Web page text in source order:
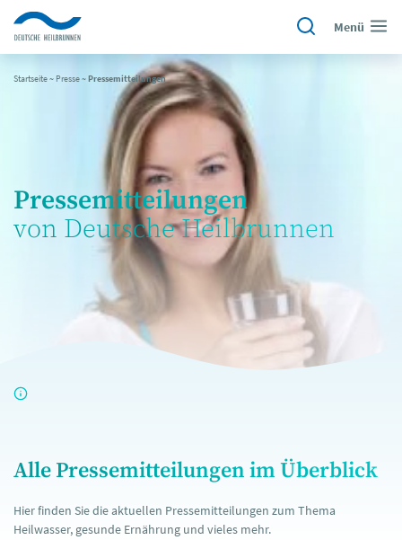
Menü
Startseite~ Presse~Pressemitteilungen
Pressemitteilungen
von Deutsche Heilbrunnen
Alle Pressemitteilungen im Überblick
Hier finden Sie die aktuellen Pressemitteilungen zum Thema
Heilwasser, gesunde Ernährung und vieles mehr.